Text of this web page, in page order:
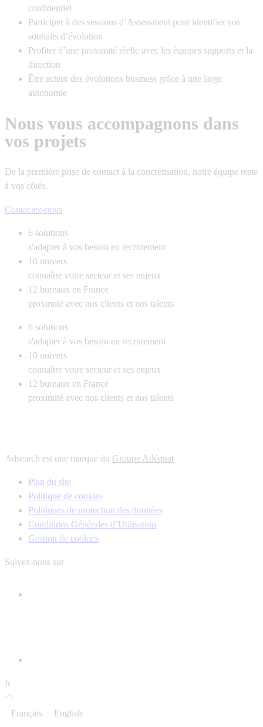
fr
Français English
confidentiel
Participer à des sessions d’Assessment pour identifier vos
souhaits d’évolution
Profiter d’une proximité réelle avec les équipes supports et la
direction
Être acteur des évolutions business grâce à une large
autonomie
Nous vous accompagnons dans
vos projets
De la première prise de contact à la concrétisation, notre équipe reste
à vos côtés.
Contactez-nous
6 solutions
s'adapter à vos besoin en recrutement
10 univers
connaître votre secteur et ses enjeux
12 bureaux en France
proximité avec nos clients et nos talents
6 solutions
s'adapter à vos besoin en recrutement
10 univers
connaître votre secteur et ses enjeux
12 bureaux en France
proximité avec nos clients et nos talents
Adsearch est une marque du Groupe Adéquat
Plan du site
Politique de cookies
Politiques de protection des données
Conditions Générales d’Utilisation
Gestion de cookies
Suivez-nous sur